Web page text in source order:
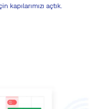
kapılarımızı açtık.